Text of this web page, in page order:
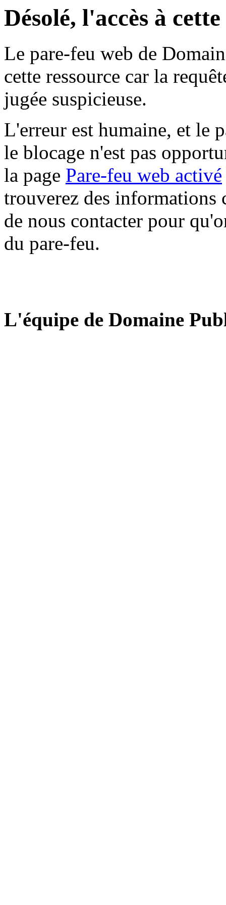
Désolé, l'accès à
Le pare-feu web de
cette ressource car la
jugée suspicieuse.
L'erreur est humaine, et le
le blocage n'est pas
la page Pare-feu web activé
trouverez des informations
de nous contacter pour
du pare-feu.
L'équipe de Domaine